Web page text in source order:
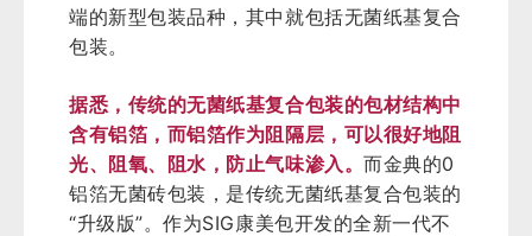
端的新型包装品种，其中就包括无菌纸基复合
包装。
据悉，传统的无菌纸基复合包装的包材结构中
含有铝箔，而铝箔作为阻隔层，可以很好地阻
光、阻氧、阻水，防止气味渗入。而金典的0
铝箔无菌砖包装，是传统无菌纸基复合包装的
“升级版”。作为SIG康美包开发的全新一代不